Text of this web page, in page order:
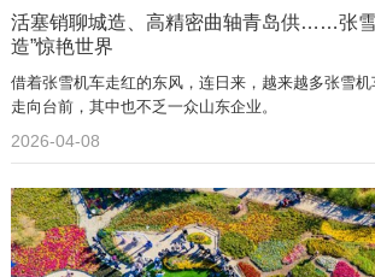
活塞销聊城造、高精密曲轴青岛供……张雪
造”惊艳世界
借着张雪机车走红的东风，连日来，越来越多张雪
走向台前，其中也不乏一众山东企业。
2026-04-08